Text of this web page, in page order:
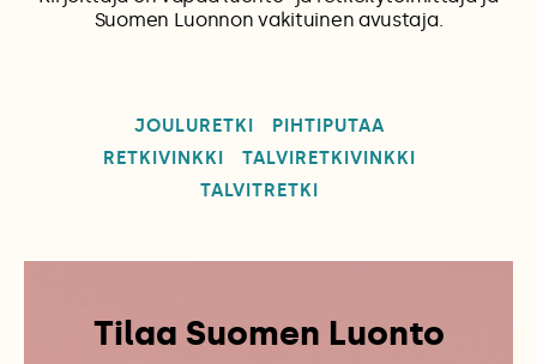
Suomen Luonnon vakituinen avustaja.
JOULURETKI
PIHTIPUTAA
RETKIVINKKI
TALVIRETKIVINKKI
TALVITRETKI
Tilaa Suomen Luonto